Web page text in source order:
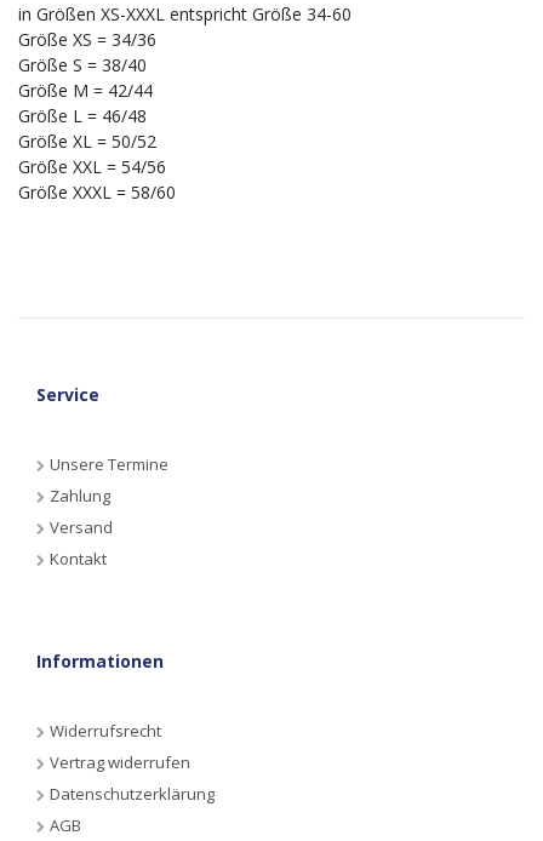
in Größen XS-XXXL entspricht Größe 34-60
Größe XS = 34/36
Größe S = 38/40
Größe M = 42/44
Größe L = 46/48
Größe XL = 50/52
Größe XXL = 54/56
Größe XXXL = 58/60
Service
Unsere Termine
Zahlung
Versand
Kontakt
Informationen
Widerrufsrecht
Vertrag widerrufen
Datenschutzerklärung
AGB